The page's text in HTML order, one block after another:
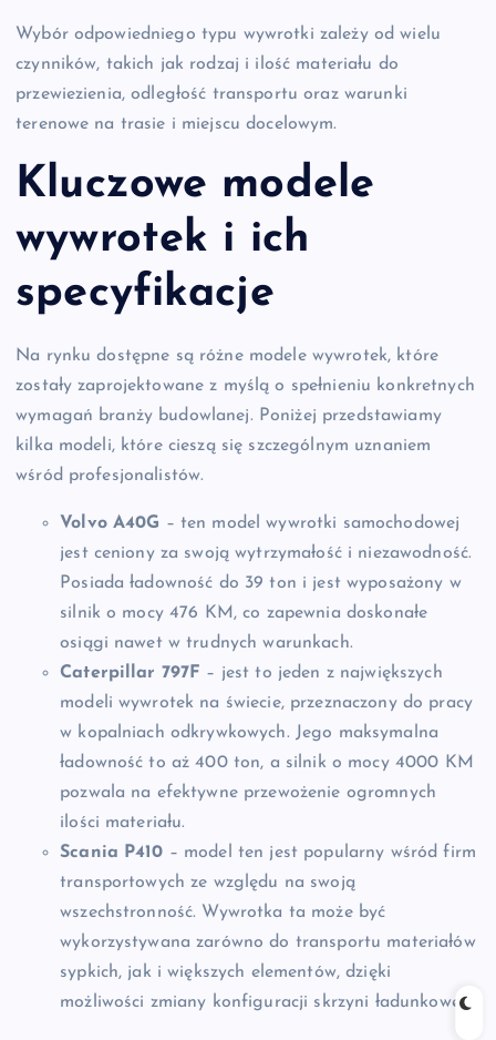
Wybór odpowiedniego typu wywrotki zależy od wielu
czynników, takich jak rodzaj i ilość materiału do
przewiezienia, odległość transportu oraz warunki
terenowe na trasie i miejscu docelowym.
Kluczowe modele
wywrotek i ich
specyfikacje
Na rynku dostępne są różne modele wywrotek, które
zostały zaprojektowane z myślą o spełnieniu konkretnych
wymagań branży budowlanej. Poniżej przedstawiamy
kilka modeli, które cieszą się szczególnym uznaniem
wśród profesjonalistów.
Volvo A40G – ten model wywrotki samochodowej
jest ceniony za swoją wytrzymałość i niezawodność.
Posiada ładowność do 39 ton i jest wyposażony w
silnik o mocy 476 KM, co zapewnia doskonałe
osiągi nawet w trudnych warunkach.
Caterpillar 797F – jest to jeden z największych
modeli wywrotek na świecie, przeznaczony do pracy
w kopalniach odkrywkowych. Jego maksymalna
ładowność to aż 400 ton, a silnik o mocy 4000 KM
pozwala na efektywne przewożenie ogromnych
ilości materiału.
Scania P410 – model ten jest popularny wśród firm
transportowych ze względu na swoją
wszechstronność. Wywrotka ta może być
wykorzystywana zarówno do transportu materiałów
sypkich, jak i większych elementów, dzięki
możliwości zmiany konfiguracji skrzyni ładunkowej.